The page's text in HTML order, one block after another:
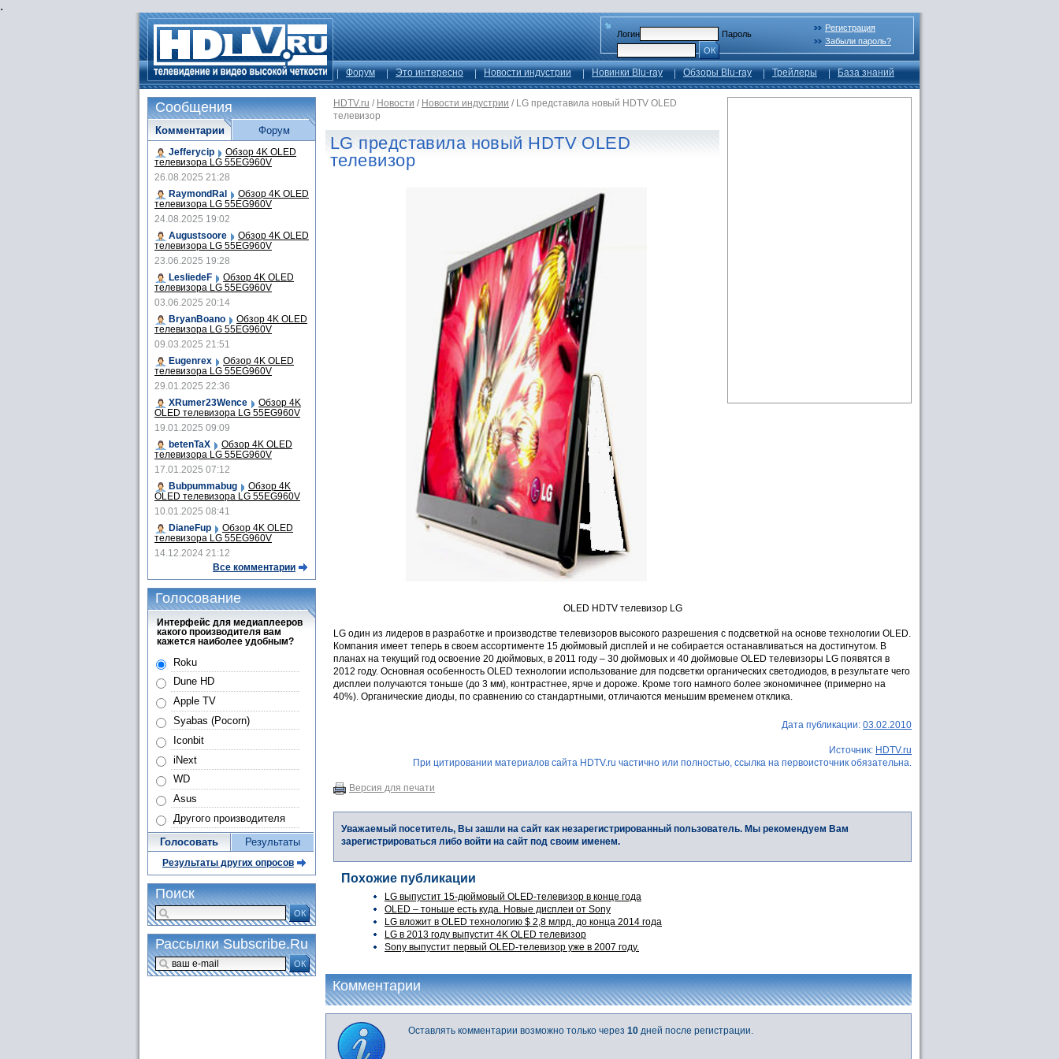
.
Логин
Пароль
ОК
Регистрация
Забыли пароль?
Форум Это интересно Новости индустрии Новинки Blu-ray Обзоры Blu-ray Трейлеры База знаний
HDTV.ru / Новости / Новости индустрии / LG представила новый HDTV OLED
телевизор
LG представила новый HDTV OLED
телевизор
OLED HDTV телевизор LG
LG один из лидеров в разработке и производстве телевизоров высокого разрешения с подсветкой на основе технологии OLED.
Компания имеет теперь в своем ассортименте 15 дюймовый дисплей и не собирается останавливаться на достигнутом. В
планах на текущий год освоение 20 дюймовых, в 2011 году – 30 дюймовых и 40 дюймовые OLED телевизоры LG появятся в
2012 году. Основная особенность OLED технологии использование для подсветки органических светодиодов, в результате чего
дисплеи получаются тоньше (до 3 мм), контрастнее, ярче и дороже. Кроме того намного более экономичнее (примерно на
40%). Органические диоды, по сравнению со стандартными, отличаются меньшим временем отклика.
Дата публикации: 03.02.2010
Источник: HDTV.ru
При цитировании материалов сайта HDTV.ru частично или полностью, ссылка на первоисточник обязательна.
Версия для печати
Уважаемый посетитель, Вы зашли на сайт как незарегистрированный пользователь. Мы рекомендуем Вам
зарегистрироваться либо войти на сайт под своим именем.
Похожие публикации
LG выпустит 15-дюймовый OLED-телевизор в конце года
OLED – тоньше есть куда. Новые дисплеи от Sony
LG вложит в OLED технологию $ 2,8 млрд. до конца 2014 года
LG в 2013 году выпустит 4K OLED телевизор
Sony выпустит первый OLED-телевизор уже в 2007 году.
Комментарии
Оставлять комментарии возможно только через 10 дней после регистрации.
Сообщения
Комментарии
Jefferycip Обзор 4K OLED
телевизора LG 55EG960V
26.08.2025 21:28
RaymondRal
Обзор 4K OLED
телевизора LG 55EG960V
24.08.2025 19:02
Augustsoore
Обзор 4K OLED
телевизора LG 55EG960V
23.06.2025 19:28
LesliedeF
Обзор 4K OLED
телевизора LG 55EG960V
03.06.2025 20:14
BryanBoano
Обзор 4K OLED
телевизора LG 55EG960V
09.03.2025 21:51
Eugenrex
Обзор 4K OLED
телевизора LG 55EG960V
29.01.2025 22:36
XRumer23Wence
Обзор 4K
OLED телевизора LG 55EG960V
19.01.2025 09:09
betenTaX
Обзор 4K OLED
телевизора LG 55EG960V
17.01.2025 07:12
Bubpummabug
Обзор 4K
OLED телевизора LG 55EG960V
10.01.2025 08:41
DianeFup
Обзор 4K OLED
телевизора LG 55EG960V
14.12.2024 21:12
Все комментарии
Форум
Голосование
Интерфейс для медиаплееров
какого производителя вам
кажется наиболее удобным?
Roku
Dune HD
Apple TV
Syabas (Pocorn)
Iconbit
iNext
WD
Asus
Другого производителя
Голосовать Результаты
Результаты других опросов
Поиск
ОК
Рассылки Subscribe.Ru
ОК